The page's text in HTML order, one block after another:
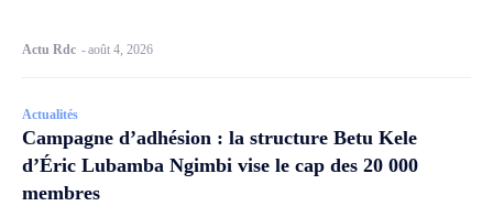
Actu Rdc -août 4, 2026
Actualités
Campagne d’adhésion : la structure Betu Kele
d’Éric Lubamba Ngimbi vise le cap des 20 000
membres